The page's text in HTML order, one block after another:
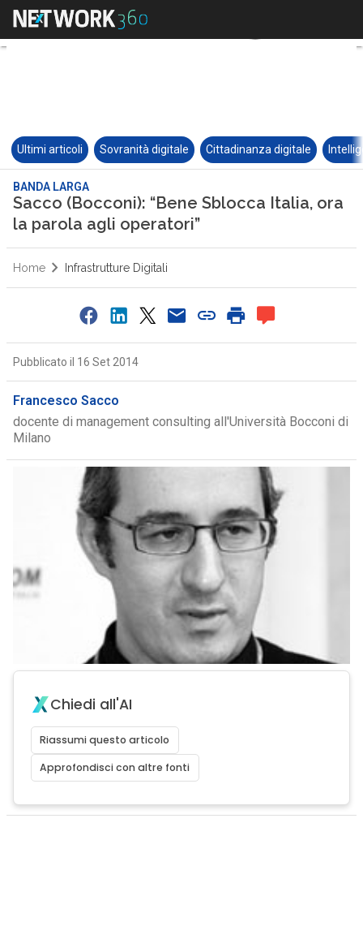
Ultimi articoli Sovranità digitale Cittadinanza digitale
BANDA LARGA
Sacco (Bocconi): “Bene Sblocca Italia, ora
la parola agli operatori”
Home Infrastrutture Digitali
Pubblicato il 16 Set 2014
Francesco Sacco
docente di management consulting all'Università Bocconi di
Milano
Chiedi all'AI
Riassumi questo articolo
Approfondisci con altre fonti